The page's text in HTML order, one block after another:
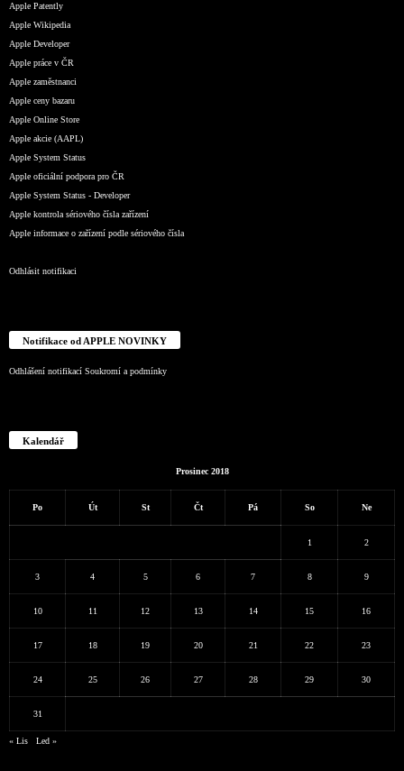
Apple Patently
Apple Wikipedia
Apple Developer
Apple práce v ČR
Apple zaměstnanci
Apple ceny bazaru
Apple Online Store
Apple akcie (AAPL)
Apple System Status
Apple oficiální podpora pro ČR
Apple System Status - Developer
Apple kontrola sériového čísla zařízení
Apple informace o zařízení podle sériového čísla
Odhlásit notifikaci
Notifikace od APPLE NOVINKY
Odhlášení notifikací Soukromí a podmínky
Kalendář
Prosinec 2018
Po Út St Čt Pá So Ne
1 2
3 4 5 6 7 8 9
10 11 12 13 14 15 16
17 18 19 20 21 22 23
24 25 26 27 28 29 30
31
« Lis Led »